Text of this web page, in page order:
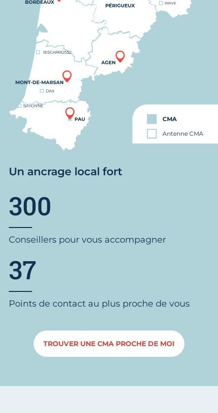
CMA
Antenne CMA
Un ancrage local fort
300
Conseillers pour vous accompagner
37
Points de contact au plus proche de vous
TROUVER UNE CMA PROCHE DE MOI